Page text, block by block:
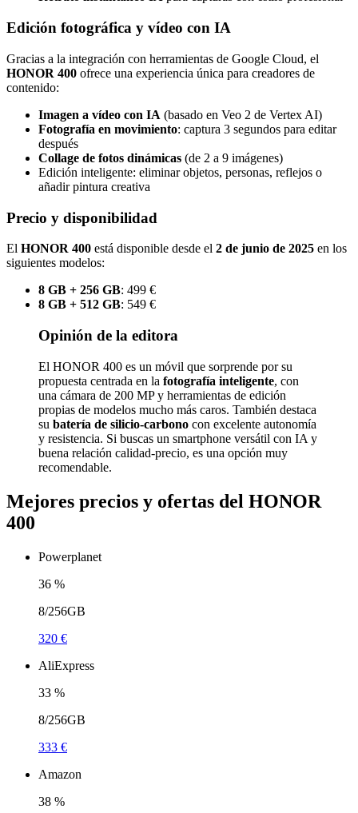
Edición fotográfica y vídeo con IA
Gracias a la integración con herramientas de Google Cloud, el
HONOR 400 ofrece una experiencia única para creadores de
contenido:
Imagen a vídeo con IA (basado en Veo 2 de Vertex AI)
Fotografía en movimiento: captura 3 segundos para editar
después
Collage de fotos dinámicas (de 2 a 9 imágenes)
Edición inteligente: eliminar objetos, personas, reflejos o
añadir pintura creativa
Precio y disponibilidad
El HONOR 400 está disponible desde el 2 de junio de 2025 en los
siguientes modelos:
8 GB + 256 GB: 499 €
8 GB + 512 GB: 549 €
Opinión de la editora
El HONOR 400 es un móvil que sorprende por su
propuesta centrada en la fotografía inteligente, con
una cámara de 200 MP y herramientas de edición
propias de modelos mucho más caros. También destaca
su batería de silicio-carbono con excelente autonomía
y resistencia. Si buscas un smartphone versátil con IA y
buena relación calidad-precio, es una opción muy
recomendable.
Mejores precios y ofertas del HONOR
400
Powerplanet
36 %
8/256GB
320 €
AliExpress
33 %
8/256GB
333 €
Amazon
38 %